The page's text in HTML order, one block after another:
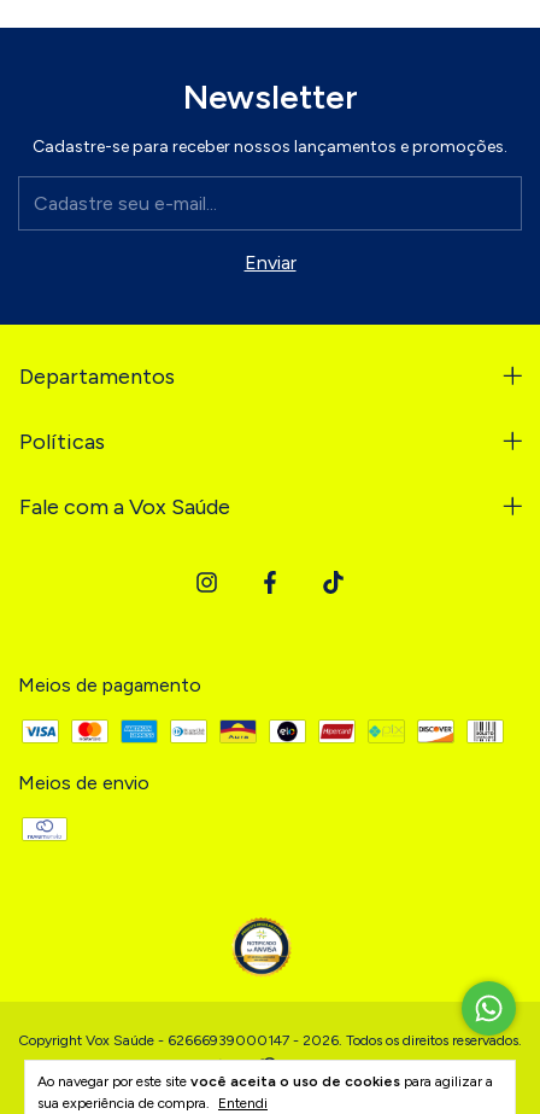
Ao navegar por este site você aceita o uso de cookies para agilizar a
sua experiência de compra.
Entendi
Newsletter
Cadastre-se para receber nossos lançamentos e promoções.
Departamentos
Políticas
Fale com a Vox Saúde
Meios de pagamento
Meios de envio
Copyright Vox Saúde - 62666939000147 - 2026. Todos os direitos reservados.